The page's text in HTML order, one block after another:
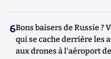
6Bons baisers de Russie ?
qui se cache derrière les
aux drones à l'aéroport